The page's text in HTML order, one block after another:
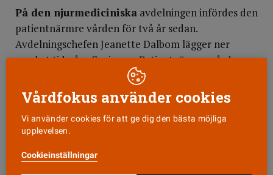
På den njurmediciniska avdelningen infördes den
patientnärmre vården för två år sedan.
Avdelningschefen Jeanette Dalbom lägger ner
mycket tid på reflexionen. Patientnärmre vård
kräver ständig utvärdering och reflexion, både
under arbetsdagen och när dagen är slut. Utan den
är risken stor att personalen återgår till det gamla
och invanda. ?
Ändå är det just reflexion och spegling som är
Vårdfokus använder cookies
Vi använder cookies för att ge dig den bästa möjliga
upplevelsen.
Cookieinställningar